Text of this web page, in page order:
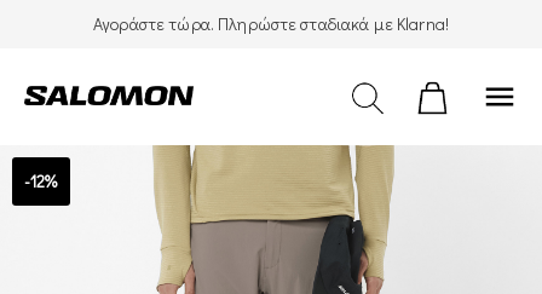
Αγοράστε τώρα. Πληρώστε σταδιακά με Klarna!
menu
-12%